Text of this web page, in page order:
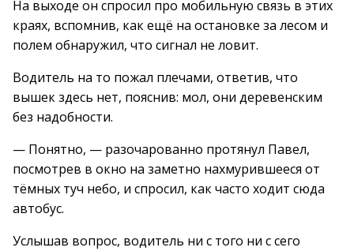
На выходе он спросил про мобильную связь в этих
краях, вспомнив, как ещё на остановке за лесом и
полем обнаружил, что сигнал не ловит.
Водитель на то пожал плечами, ответив, что
вышек здесь нет, пояснив: мол, они деревенским
без надобности.
— Понятно, — разочарованно протянул Павел,
посмотрев в окно на заметно нахмурившееся от
тёмных туч небо, и спросил, как часто ходит сюда
автобус.
Услышав вопрос, водитель ни с того ни с сего